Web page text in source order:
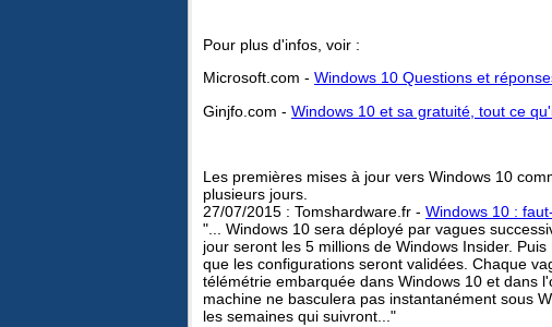
Pour plus d'infos, voir :
Microsoft.com - Windows 10 Questions et
Ginjfo.com - Windows 10 et sa gratuité, tout ce
Les premières mises à jour vers Windows 10
plusieurs jours.
27/07/2015 : Tomshardware.fr - Windows 10 :
"... Windows 10 sera déployé par vagues
jour seront les 5 millions de Windows Insider.
que les configurations seront validées. Chaque
télémétrie embarquée dans Windows 10 et dans
machine ne basculera pas instantanément sous
les semaines qui suivront..."